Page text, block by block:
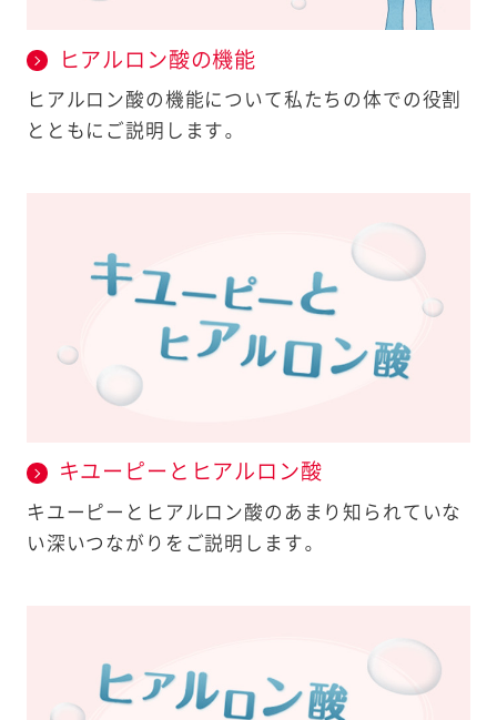
ヒアルロン酸の機能
ヒアルロン酸の機能について私たちの体での役割
とともにご説明します。
キユーピーとヒアルロン酸
キユーピーとヒアルロン酸のあまり知られていな
い深いつながりをご説明します。